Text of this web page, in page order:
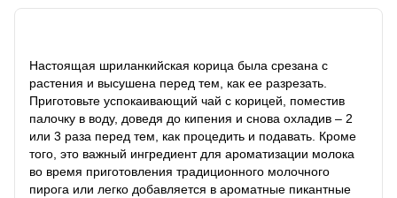
Настоящая шриланкийская корица была срезана с
растения и высушена перед тем, как ее разрезать.
Приготовьте успокаивающий чай с корицей, поместив
палочку в воду, доведя до кипения и снова охладив – 2
или 3 раза перед тем, как процедить и подавать. Кроме
того, это важный ингредиент для ароматизации молока
во время приготовления традиционного молочного
пирога или легко добавляется в ароматные пикантные